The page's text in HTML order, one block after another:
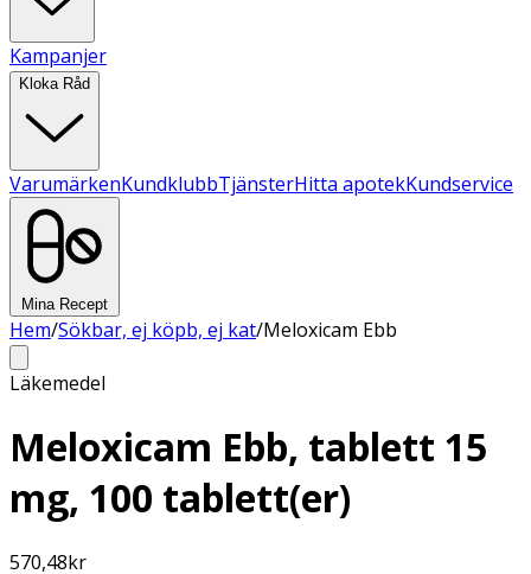
Kampanjer
Kloka Råd
VarumärkenKundklubbTjänsterHitta apotekKundservice
Mina Recept
Hem/Sökbar, ej köpb, ej kat/Meloxicam Ebb
Läkemedel
Meloxicam Ebb, tablett 15
mg, 100 tablett(er)
570,48kr